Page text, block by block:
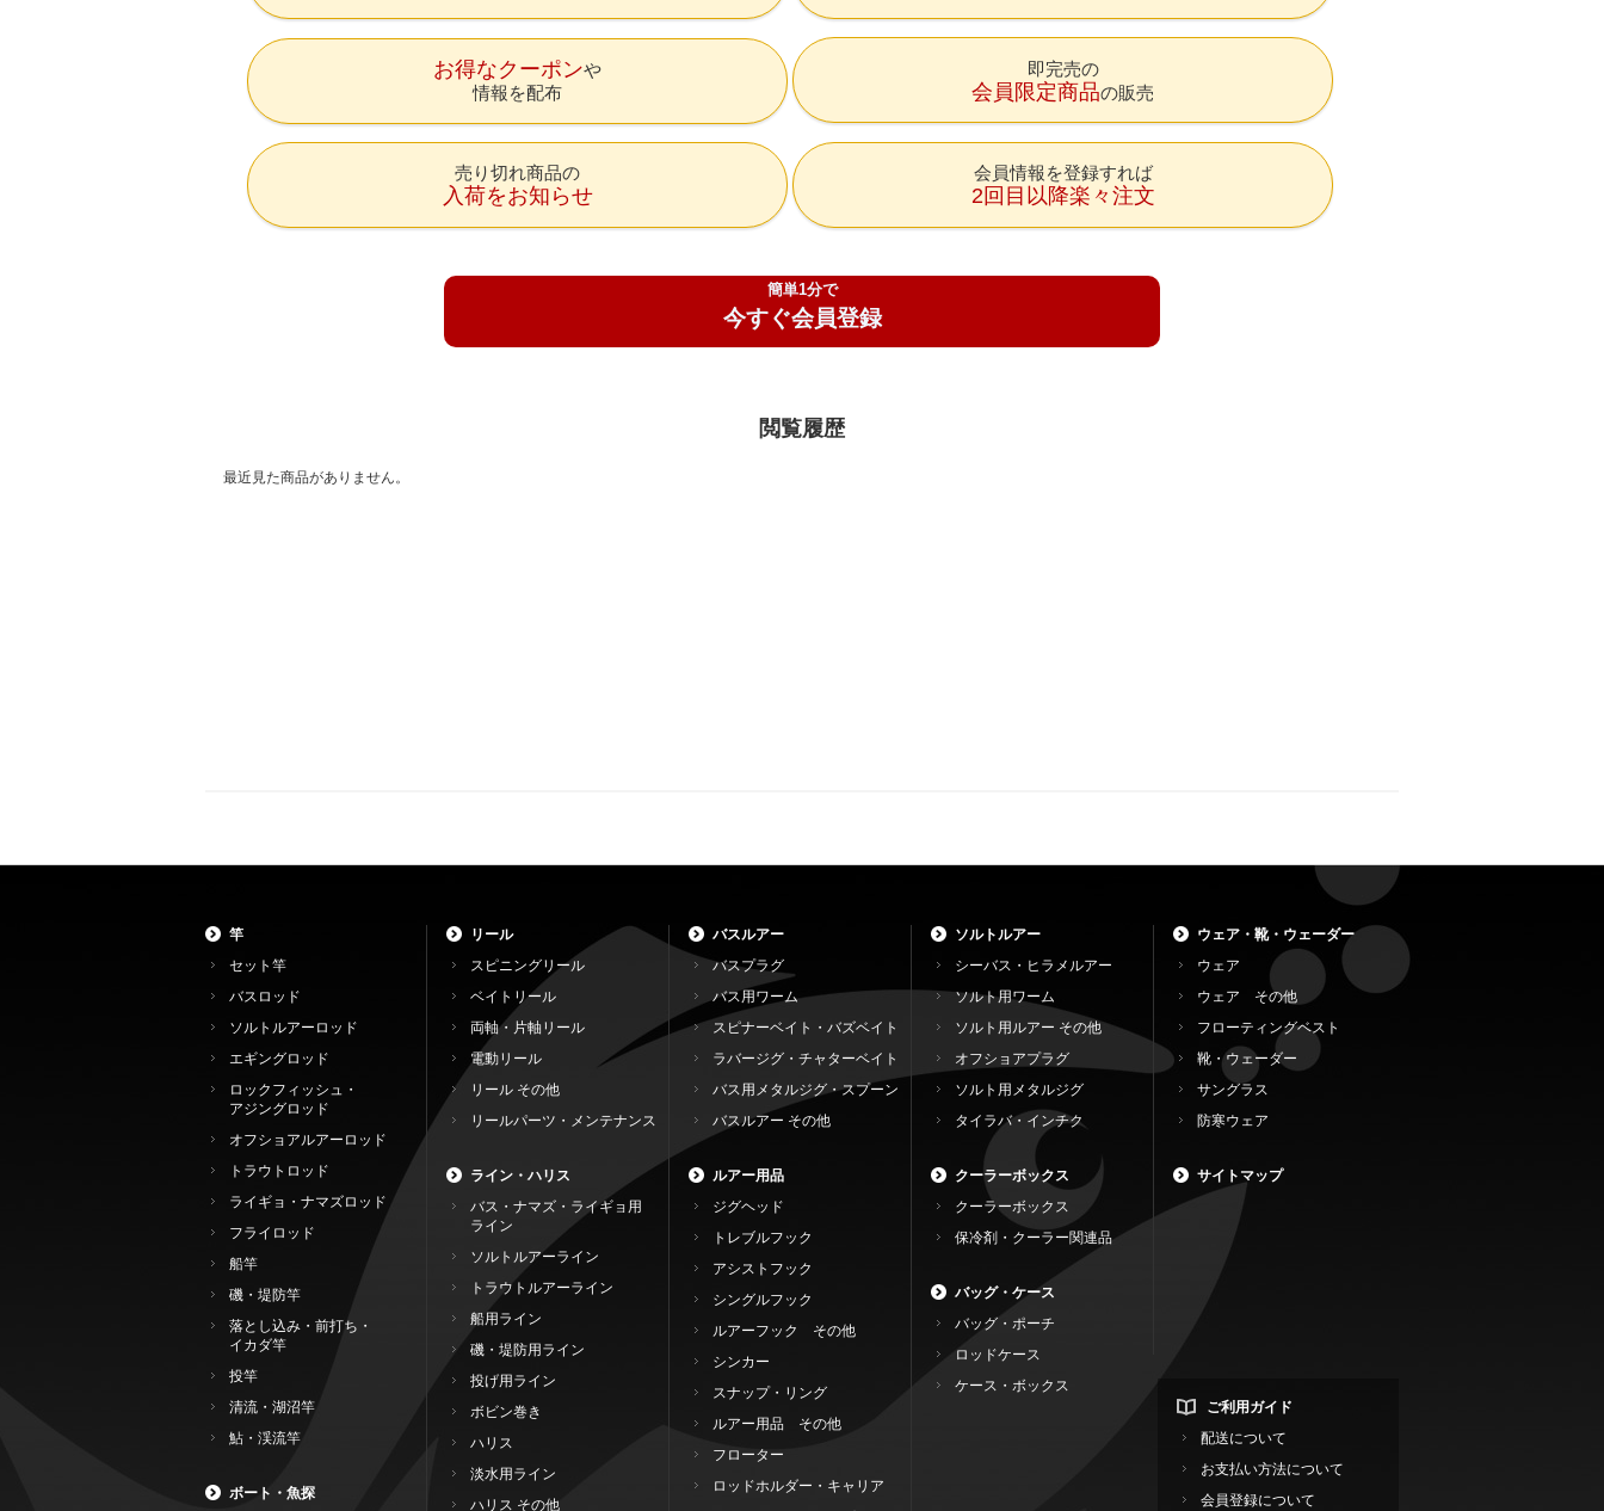
お得なクーポン
情報を配布
即完売の
会員限定商品の販売
売り切れ商品の
入荷をお知らせ
会員情報を登録すれば
2回目以降楽々注文
簡単1分で
今すぐ会員登録
閲覧履歴
最近見た商品がありません。
竿
セット竿
バスロッド
ソルトルアーロッド
エギングロッド
ロックフィッシュ・
アジングロッド
オフショアルアーロッド
トラウトロッド
ライギョ・ナマズロッド
フライロッド
船竿
磯・堤防竿
落とし込み・前打ち・
イカダ竿
投竿
清流・湖沼竿
鮎・渓流竿
ボート・魚探
リール
スピニングリール
ベイトリール
両軸・片軸リール
電動リール
リール その他
リールパーツ・メンテナンス
ライン・ハリス
バス・ナマズ・ライギョ用
ライン
ソルトルアーライン
トラウトルアーライン
船用ライン
磯・堤防用ライン
投げ用ライン
ボビン巻き
ハリス
淡水用ライン
ハリス その他
バスルアー
バスプラグ
バス用ワーム
スピナーベイト・バズベイト
ラバージグ・チャターベイト
バス用メタルジグ・スプーン
バスルアー その他
ルアー用品
ジグヘッド
トレブルフック
アシストフック
シングルフック
ルアーフック その他
シンカー
スナップ・リング
ルアー用品 その他
フローター
ロッドホルダー・キャリア
ソルトルアー
シーバス・ヒラメルアー
ソルト用ワーム
ソルト用ルアー その他
オフショアプラグ
ソルト用メタルジグ
タイラバ・インチク
クーラーボックス
クーラーボックス
保冷剤・クーラー関連品
バッグ・ケース
バッグ・ポーチ
ロッドケース
ケース・ボックス
ウェア・靴・ウェーダー
ウェア
ウェア その他
フローティングベスト
靴・ウェーダー
サングラス
防寒ウェア
サイトマップ
ご利用ガイド
配送について
お支払い方法について
会員登録について